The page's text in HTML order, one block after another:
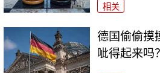
相关
德国偷偷摸
呲得起来吗？